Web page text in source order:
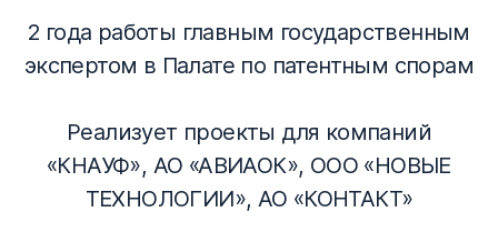
2 года работы главным государственным
экспертом в Палате по патентным спорам
Реализует проекты для компаний
«КНАУФ», АО «АВИАОК», ООО «НОВЫЕ
ТЕХНОЛОГИИ», АО «КОНТАКТ»